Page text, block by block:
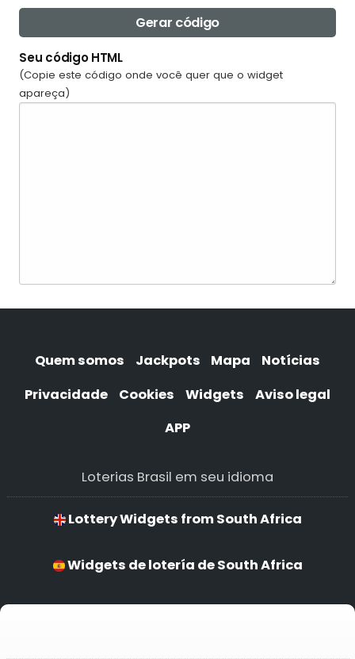
Gerar código
Seu código HTML
(Copie este código onde você quer que o widget
apareça)
Quem somos Jackpots Mapa
Notícias
Privacidade
Cookies Widgets
Aviso legal
APP
Loterias Brasil em seu idioma
Lottery Widgets from South Africa
Widgets de lotería de South Africa
Widgets de loteria de South Africa